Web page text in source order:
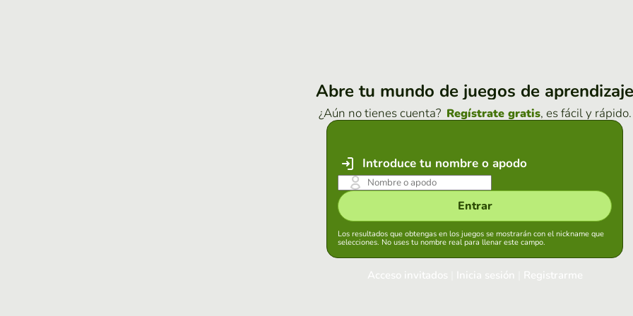
Abre tu mundo de juegos de aprendizaje
¿Aún no tienes cuenta? Regístrate gratis, es fácil y rápido.
Introduce tu nombre o apodo
Entrar
Los resultados que obtengas en los juegos se mostrarán con el nickname que
selecciones. No uses tu nombre real para llenar este campo.
Acceso invitados Inicia sesión Registrarme